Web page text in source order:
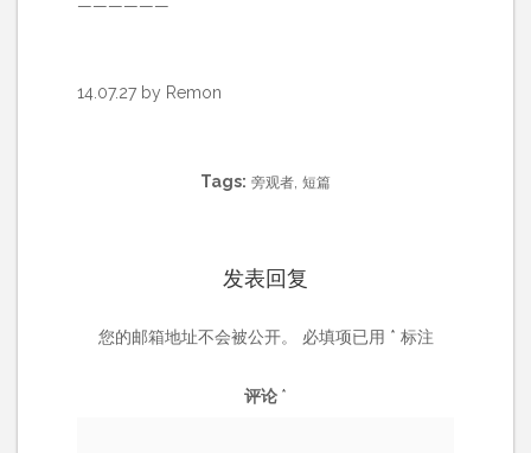
——————
14.07.27 by Remon
Tags: 旁观者 短篇
发表回复
您的邮箱地址不会被公开。 必填项已用 * 标注
评论 *